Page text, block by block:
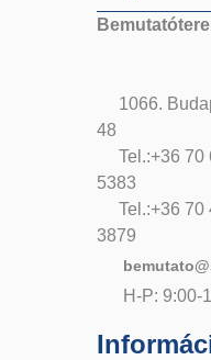
1066.
48
Tel.:+36 70
5383
Tel.:+36 70
3879
H-P: 9:00-